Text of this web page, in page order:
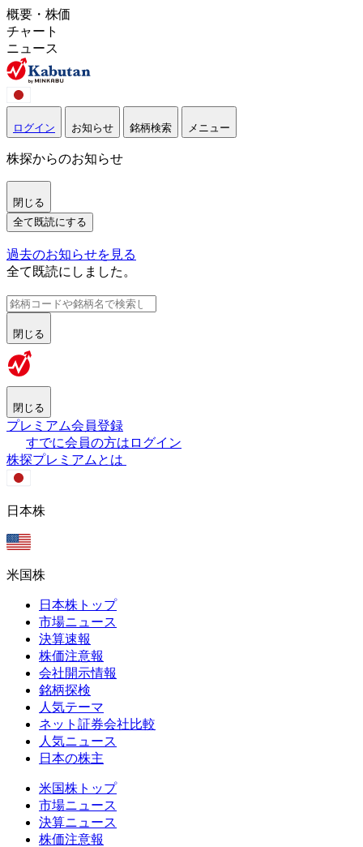
概要・株価
チャート
ニュース
ログイン お知らせ 銘柄検索 メニュー
株探からのお知らせ
閉じる
全て既読にする
過去のお知らせを見る
全て既読にしました。
閉じる
閉じる
プレミアム会員登録
すでに会員の方はログイン
株探プレミアムとは
日本株
米国株
日本株トップ
市場ニュース
決算速報
株価注意報
会社開示情報
銘柄探検
人気テーマ
ネット証券会社比較
人気ニュース
日本の株主
米国株トップ
市場ニュース
決算ニュース
株価注意報